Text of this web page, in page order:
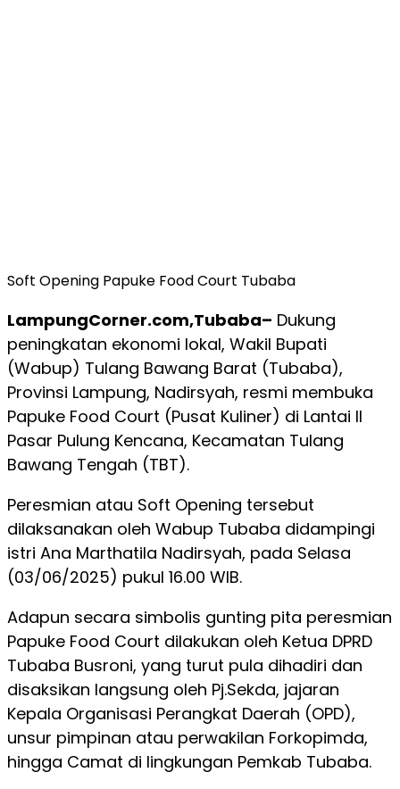
Soft Opening Papuke Food Court Tubaba
LampungCorner.com,Tubaba– Dukung
peningkatan ekonomi lokal, Wakil Bupati
(Wabup) Tulang Bawang Barat (Tubaba),
Provinsi Lampung, Nadirsyah, resmi membuka
Papuke Food Court (Pusat Kuliner) di Lantai II
Pasar Pulung Kencana, Kecamatan Tulang
Bawang Tengah (TBT).
Peresmian atau Soft Opening tersebut
dilaksanakan oleh Wabup Tubaba didampingi
istri Ana Marthatila Nadirsyah, pada Selasa
(03/06/2025) pukul 16.00 WIB.
Adapun secara simbolis gunting pita peresmian
Papuke Food Court dilakukan oleh Ketua DPRD
Tubaba Busroni, yang turut pula dihadiri dan
disaksikan langsung oleh Pj.Sekda, jajaran
Kepala Organisasi Perangkat Daerah (OPD),
unsur pimpinan atau perwakilan Forkopimda,
hingga Camat di lingkungan Pemkab Tubaba.